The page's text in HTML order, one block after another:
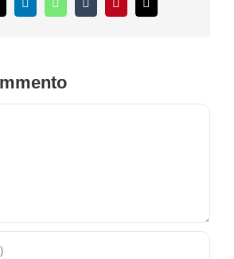
LinkedInWhatsAppTumblrPinterestEmail